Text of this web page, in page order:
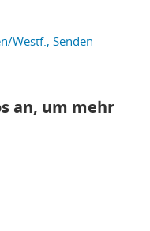
Westf., Senden
an, um mehr